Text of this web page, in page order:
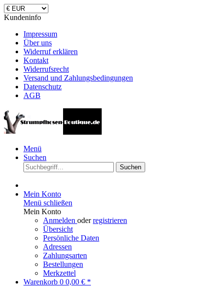
Kundeninfo
Impressum
Über uns
Widerruf erklären
Kontakt
Widerrufsrecht
Versand und Zahlungsbedingungen
Datenschutz
AGB
Menü
Suchen
Suchen
Mein Konto
Menü schließen
Mein Konto
Anmelden oderregistrieren
Übersicht
Persönliche Daten
Adressen
Zahlungsarten
Bestellungen
Merkzettel
Warenkorb 0 0,00 € *